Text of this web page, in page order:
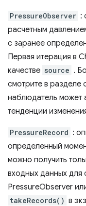
PressureObserver :
расчетным
с заранее
Первая итерация в
качестве source .
смотрите в разделе
наблюдатель может
тенденции
PressureRecord :
определенный
можно получить
входных данных для
PressureObserver
takeRecords() в